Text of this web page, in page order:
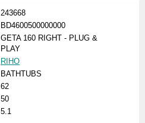
243668
BD4600500000000
GETA 160 RIGHT - PLUG &
PLAY
RIHO
BATHTUBS
62
50
5.1